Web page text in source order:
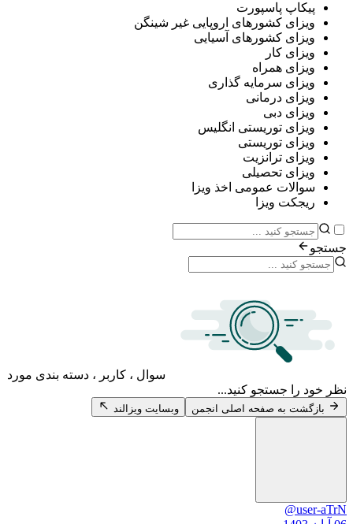
پاسپورت
کشورهای اروپایی غیر شینگن
کشورهای آسیایی
کار
همراه
سرمایه گذاری
درمانی
دبی
توریستی انگلیس
توریستی
ترانزیت
تحصیلی
عمومی اخذ ویزا
ویزا
سوال ، کاربر ، دسته بندی مورد
جستجو کنید...
به صفحه اصلی انجمن وبسایت ویزالند